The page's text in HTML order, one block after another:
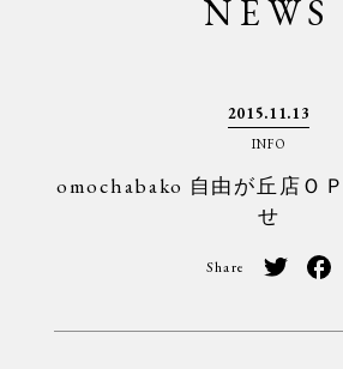
NEWS
2015.11.13
INFO
omochabako 自由が丘店Ｏ
せ
Share